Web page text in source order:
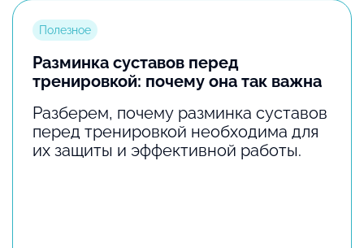
Полезное
Разминка суставов перед
тренировкой: почему она так важна
Разберем, почему разминка суставов
перед тренировкой необходима для
их защиты и эффективной работы.